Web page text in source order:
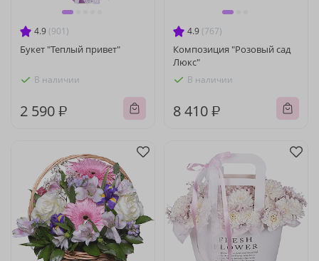
4.9 (901)
Букет "Теплый привет"
В наличии
2 590 ₽
4.9 (767)
Композиция "Розовый сад
Люкс"
В наличии
8 410 ₽